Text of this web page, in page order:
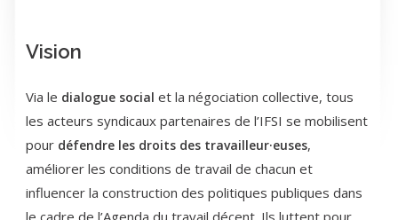
Vision
Via le dialogue social et la négociation collective, tous
les acteurs syndicaux partenaires de l’IFSI se mobilisent
pour défendre les droits des travailleur·euses,
améliorer les conditions de travail de chacun et
influencer la construction des politiques publiques dans
le cadre de l’Agenda du travail décent. Ils luttent pour